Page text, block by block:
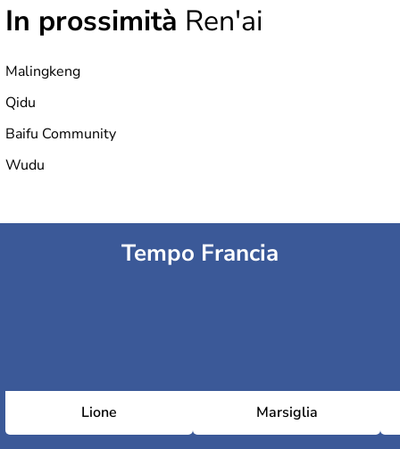
In prossimità Ren'ai
Malingkeng
Qidu
Baifu Community
Wudu
Tempo Francia
Lione Marsiglia